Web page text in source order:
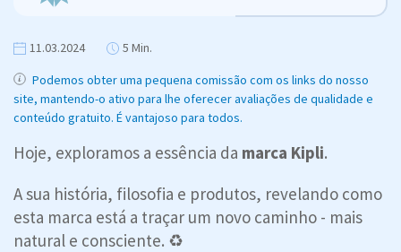
11.03.2024
5 Min.
Podemos obter uma pequena comissão com os links do nosso
site, mantendo-o ativo para lhe oferecer avaliações de qualidade e
conteúdo gratuito. É vantajoso para todos.
Hoje, exploramos a essência da marca Kipli.
A sua história, filosofia e produtos, revelando como
esta marca está a traçar um novo caminho - mais
natural e consciente. ♻️